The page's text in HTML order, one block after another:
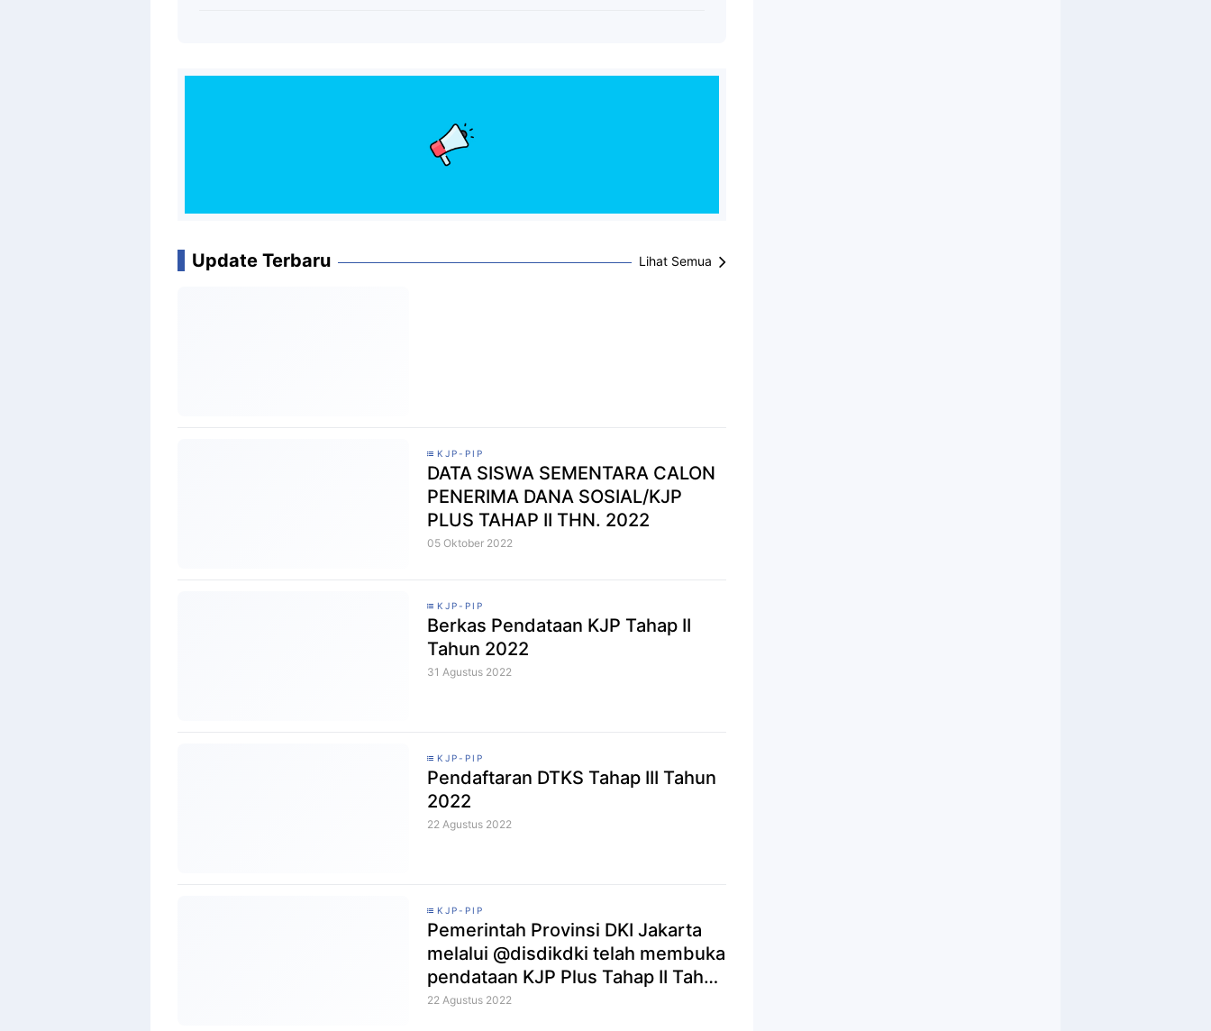
Update Terbaru Lihat Semua
KJP-PIP
DATA SISWA SEMENTARA CALON
PENERIMA DANA SOSIAL/KJP
PLUS TAHAP II THN. 2022
05 Oktober 2022
KJP-PIP
Berkas Pendataan KJP Tahap II
Tahun 2022
31 Agustus 2022
KJP-PIP
Pendaftaran DTKS Tahap III Tahun
2022
22 Agustus 2022
KJP-PIP
Pemerintah Provinsi DKI Jakarta
melalui @disdikdki telah membuka
pendataan KJP Plus Tahap II Tahun
2022. Yuk, cek infografik berikut
22 Agustus 2022